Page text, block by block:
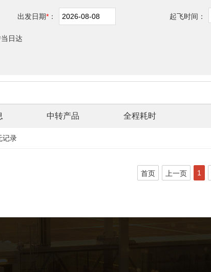
出发日期* ： 起飞时间：
日达
中转产品 全程耗时
记录
首页 上一页 1